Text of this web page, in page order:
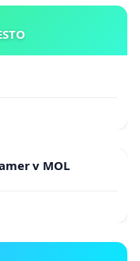
delavcev trgovine
MESTO
v MOL